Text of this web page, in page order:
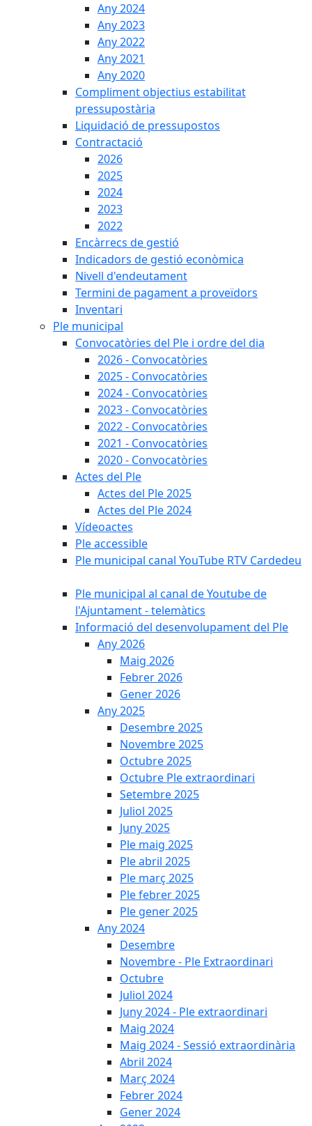
Any 2024
Any 2023
Any 2022
Any 2021
Any 2020
Compliment objectius estabilitat
pressupostària
Liquidació de pressupostos
Contractació
2026
2025
2024
2023
2022
Encàrrecs de gestió
Indicadors de gestió econòmica
Nivell d'endeutament
Termini de pagament a proveïdors
Inventari
Ple municipal
Convocatòries del Ple i ordre del dia
2026 - Convocatòries
2025 - Convocatòries
2024 - Convocatòries
2023 - Convocatòries
2022 - Convocatòries
2021 - Convocatòries
2020 - Convocatòries
Actes del Ple
Actes del Ple 2025
Actes del Ple 2024
Vídeoactes
Ple accessible
Ple municipal canal YouTube RTV Cardedeu
Ple municipal al canal de Youtube de
l'Ajuntament - telemàtics
Informació del desenvolupament del Ple
Any 2026
Maig 2026
Febrer 2026
Gener 2026
Any 2025
Desembre 2025
Novembre 2025
Octubre 2025
Octubre Ple extraordinari
Setembre 2025
Juliol 2025
Juny 2025
Ple maig 2025
Ple abril 2025
Ple març 2025
Ple febrer 2025
Ple gener 2025
Any 2024
Desembre
Novembre - Ple Extraordinari
Octubre
Juliol 2024
Juny 2024 - Ple extraordinari
Maig 2024
Maig 2024 - Sessió extraordinària
Abril 2024
Març 2024
Febrer 2024
Gener 2024